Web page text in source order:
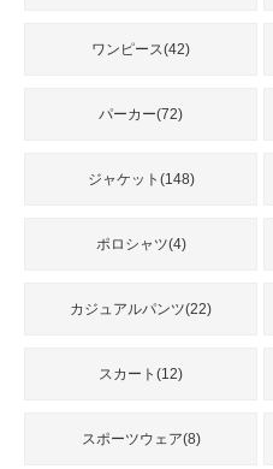
ワンピース(42)
パーカー(72)
ジャケット(148)
ポロシャツ(4)
カジュアルパンツ(22)
スカート(12)
スポーツウェア(8)